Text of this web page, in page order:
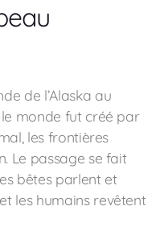
de l’Alaska au
monde fut créé par
les frontières
Le passage se fait
bêtes parlent et
les humains revêtent